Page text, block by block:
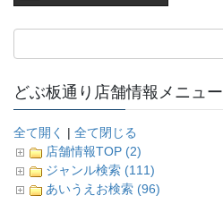
どぶ板通り店舗情報メニュー
全て開く | 全て閉じる
店舗情報TOP (2)
ジャンル検索 (111)
あいうえお検索 (96)